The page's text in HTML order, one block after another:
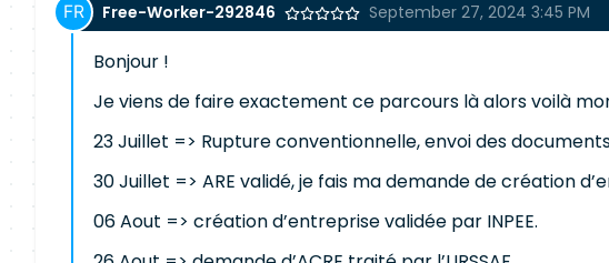
Free-Worker-292846 September 27, 2024 3:45 PM
Bonjour !
Je viens de faire exactement ce parcours là alors voilà
23 Juillet => Rupture conventionnelle, envoi des
30 Juillet => ARE validé, je fais ma demande de création
06 Aout => création d’entreprise validée par INPEE.